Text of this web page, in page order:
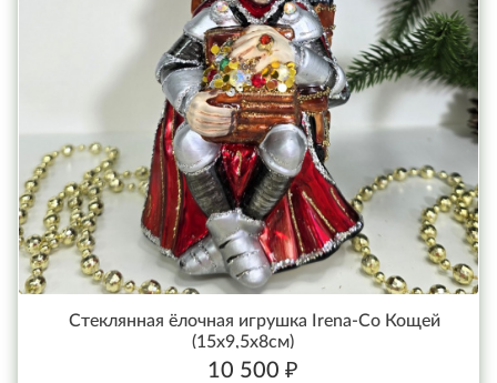
Стеклянная ёлочная игрушка Irena-Co Кощей
(15х9,5х8см)
10 500 ₽